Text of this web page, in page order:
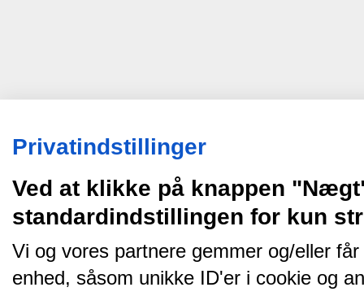
Privatindstillinger
Ved at klikke på knappen
standardindstillingen for kun
Vi og vores partnere gemmer og/eller
enhed, såsom unikke ID'er i cookie og